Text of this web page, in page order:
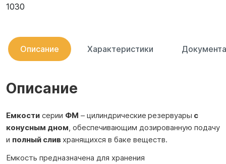
1030
Описание Характеристики
Описание
Емкости серии ФМ – цилиндрические резервуары с
конусным дном, обеспечивающим дозированную подачу
и полный слив хранящихся в баке веществ.
Емкость предназначена для хранения